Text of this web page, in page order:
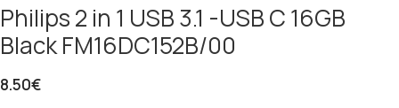
Philips 2 in 1 USB 3.1 -USB C 16GB
Black FM16DC152B/00
8.50€